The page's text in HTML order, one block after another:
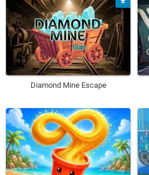
Diamond Mine Escape